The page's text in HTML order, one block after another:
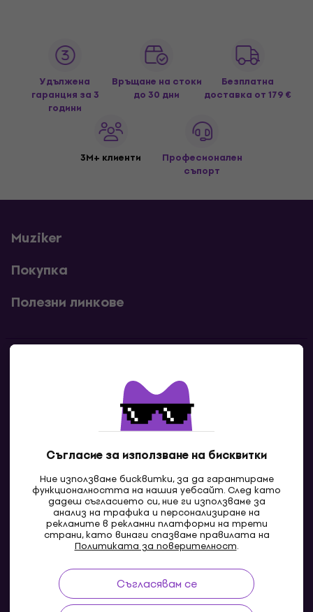
Съгласие за използване на бисквитки
Ние използваме бисквитки, за да гарантираме
функционалността на нашия уебсайт. След като
дадеш съгласието си, ние ги използваме за
анализ на трафика и персонализиране на
рекламите в рекламни платформи на трети
страни, като винаги спазваме правилата на
Политиката за поверителност.
Съгласявам се
Удължена
гаранция за 3
години
Връщане на стоки
до 30 дни
Безплатна
доставка от 179 €
3M+ клиенти
Професионален
съпорт
Muziker
Покупка
Полезни линкове
Свържи се с нас
BG
Pazaruvaj - Надежден помощник за покупки